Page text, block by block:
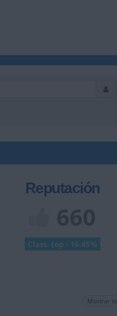
Reputación
Class. top : 16.45%
Mostrar